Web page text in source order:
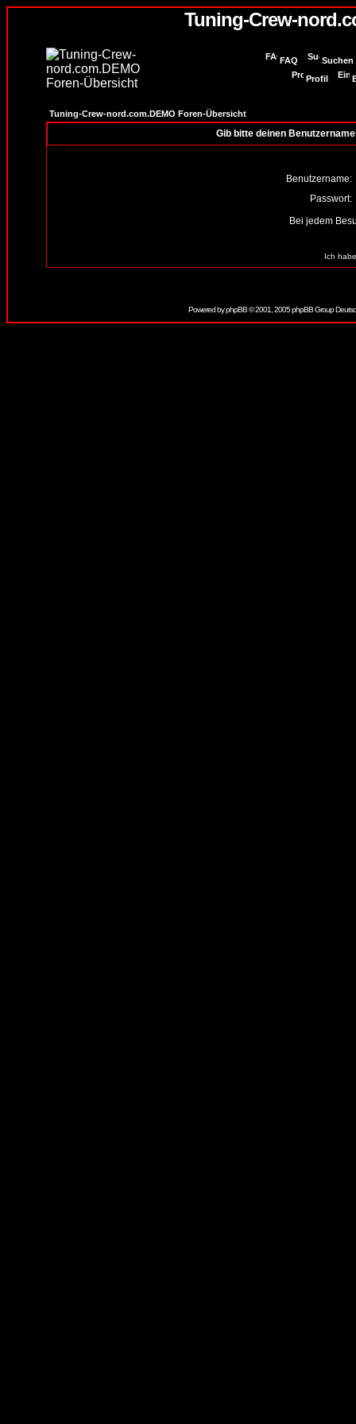
Tuning-Crew-
FAQ
Suchen
Profil
Tuning-Crew-nord.com.DEMO Foren-Übersicht
Gib bitte deinen
Benutzername:
Passwort:
Bei jedem
Ich
Powered byphpBB© 2001, 2005 phpBB Group